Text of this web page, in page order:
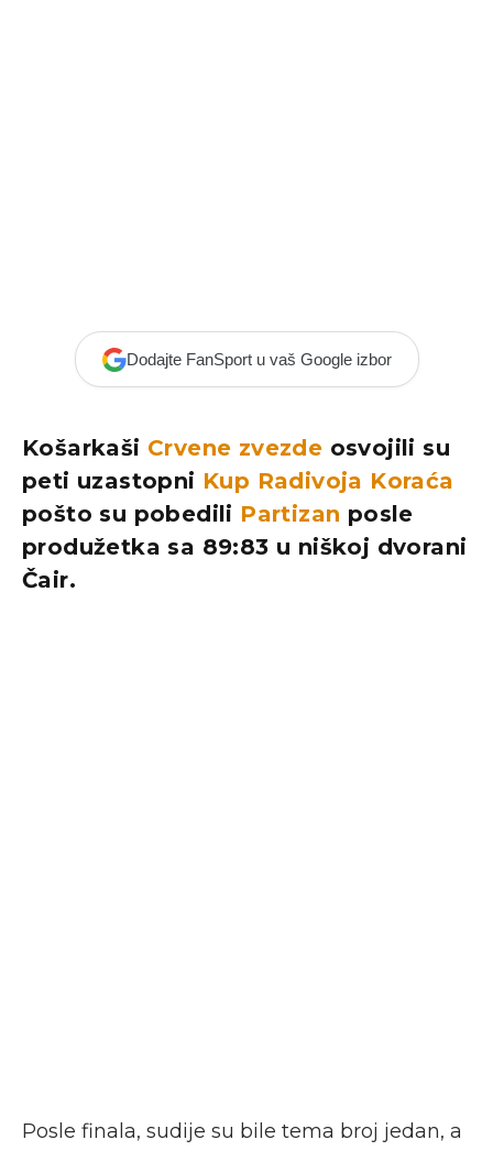
Dodajte FanSport u vaš Google izbor
Košarkaši Crvene zvezde osvojili su
peti uzastopni Kup Radivoja Koraća
pošto su pobedili Partizan posle
produžetka sa 89:83 u niškoj dvorani
Čair.
Posle finala, sudije su bile tema broj jedan, a